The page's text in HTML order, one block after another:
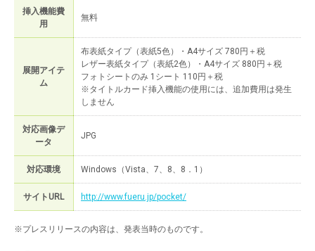
挿入機能費
用
無料
展開アイテ
ム
布表紙タイプ（表紙5色）・A4サイズ 780円＋税
レザー表紙タイプ（表紙2色）・A4サイズ 880円＋税
フォトシートのみ 1シート 110円＋税
※タイトルカード挿入機能の使用には、追加費用は発生
しません
対応画像デ
ータ
JPG
対応環境 Windows（Vista、7、8、8．1）
サイトURL http://www.fueru.jp/pocket/
※プレスリリースの内容は、発表当時のものです。